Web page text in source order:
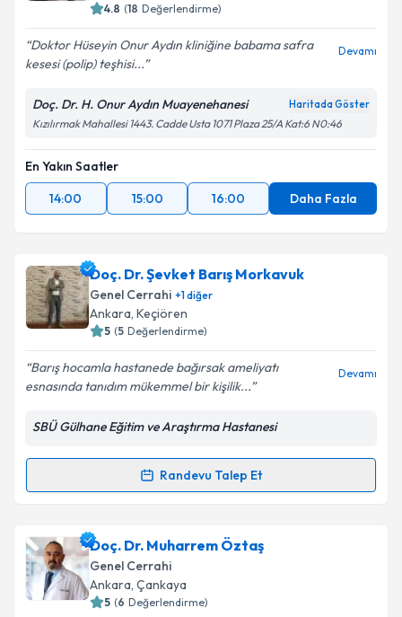
4.8 (18 Değerlendirme)
Doktor Hüseyin Onur Aydın kliniğine babama safra
kesesi (polip) teşhisi...
Devamı
Doç. Dr. H. Onur Aydın Muayenehanesi Haritada Göster
Kızılırmak Mahallesi 1443. Cadde Usta 1071 Plaza 25/A Kat:6 N0:46
En Yakın Saatler
14:00
15:00 16:00 Daha Fazla
Doç. Dr. Şevket Barış Morkavuk
Genel Cerrahi +1diğer
Ankara, Keçiören
5 (5 Değerlendirme)
Barış hocamla hastanede bağırsak ameliyatı
esnasında tanıdım mükemmel bir kişilik...
Devamı
SBÜ Gülhane Eğitim ve Araştırma Hastanesi
Randevu Talep Et
Randevu Takvimi Talebi
Doç. Dr. Şevket Barış Morkavukiçin randevu
takvimi talebi oluşturun. Size bu uzmandan randevu
almanız için bir takvim hazırlandığında e-posta ile
bilgilendireceğiz.
Doç. Dr. Muharrem Öztaş
Genel Cerrahi
Ankara, Çankaya
5 (6 Değerlendirme)